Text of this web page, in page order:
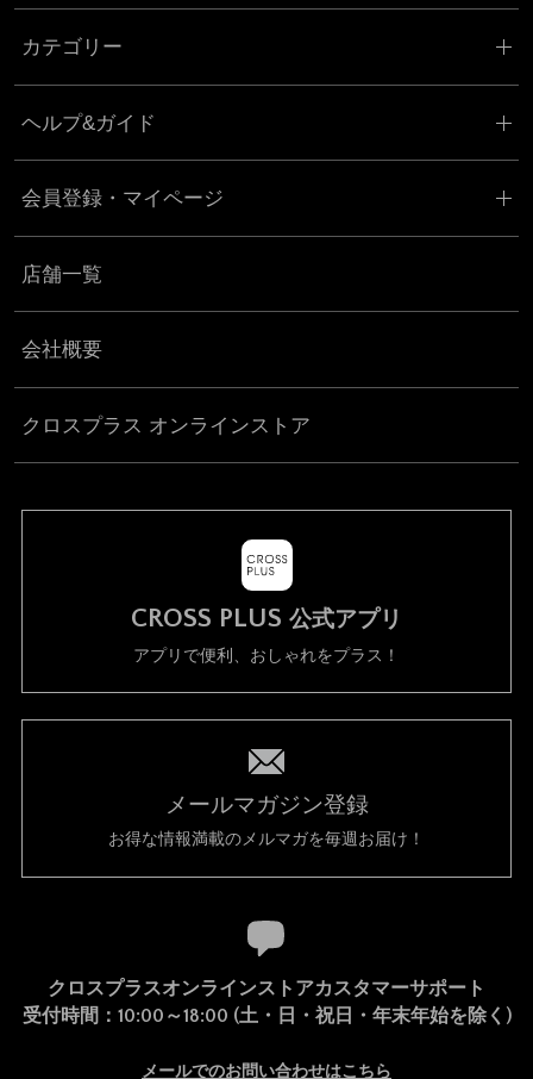
カテゴリー
ヘルプ&ガイド
会員登録・マイページ
店舗一覧
会社概要
クロスプラス オンラインストア
CROSS PLUS 公式アプリ
アプリで便利、おしゃれをプラス！
メールマガジン登録
お得な情報満載のメルマガを毎週お届け！
クロスプラスオンラインストアカスタマーサポート
受付時間：10:00～18:00 (土・日・祝日・年末年始を除く)
メールでのお問い合わせはこちら